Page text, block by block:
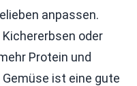
anpassen.
oder
Protein und
ist eine gute